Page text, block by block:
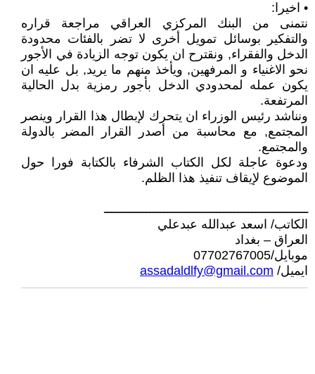
• اخيرا:
نتمنى من البنك المركزي العراقي مراجعة قراره
والتفكير بوسائل تمويل أخرى لا تضر بالفئات محدودة
الدخل والفقراء, ونقترح ان يكون توجه الزيادة في الأجور
نحو الاغنياء و المرفهين, ويأخذ منهم ما يريد, بل عليه ان
يكون عمله لمحدودي الدخل بأجور رمزية بدل الحالية
المرتفعة.
ونناشد رئيس الوزراء ان يتحرك لإبطال هذا القرار وينصر
المجتمع, مع محاسبة من أصدر القرار المضر بالدولة
والمجتمع.
ودعوة عاجلة لكل الكتاب الشرفاء بالكتابة فورا حول
الموضوع لإيقاف تنفيذ هذا الظلم.
ــــــــــــــــــــــــــــــــــــــــــــــــــــــــــ
الكاتب/ اسعد عبدالله عبدعلي
العراق – بغداد
موبايل/07702767005
ايميل/ assadaldlfy@gmail.com